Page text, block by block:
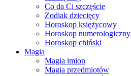
Co da Ci szczęście
Zodiak dziecięcy
Horoskop księżycowy
Horoskop numerologiczny
Horoskop chiński
Magia
Magia imion
Magia przedmiotów